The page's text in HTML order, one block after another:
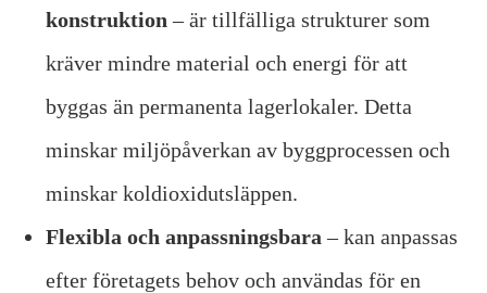
konstruktion – är tillfälliga strukturer som
kräver mindre material och energi för att
byggas än permanenta lagerlokaler. Detta
minskar miljöpåverkan av byggprocessen och
minskar koldioxidutsläppen.
Flexibla och anpassningsbara – kan anpassas
efter företagets behov och användas för en